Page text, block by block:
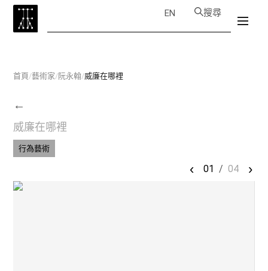
EN 搜尋
首頁/藝術家/阮永翰/威廉在哪裡
←
威廉在哪裡
行為藝術
‹ 01 / 04 ›